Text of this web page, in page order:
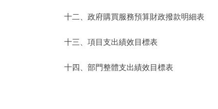
十二、政府購買服務預算財政撥款明細表
十三、項目支出績效目標表
十四、部門整體支出績效目標表